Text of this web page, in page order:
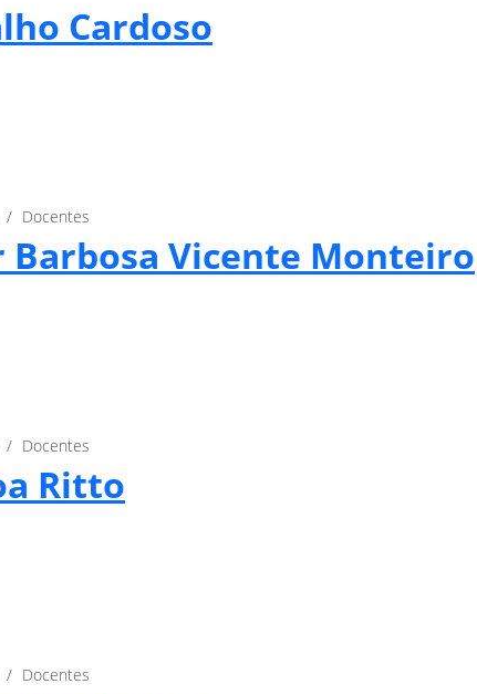
Cardoso
Docentes
Barbosa Vicente Monteiro
Docentes
Ritto
Docentes